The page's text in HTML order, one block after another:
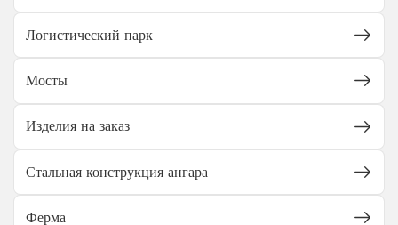
Логистический парк
Мосты
Изделия на заказ
Стальная конструкция ангара
Ферма